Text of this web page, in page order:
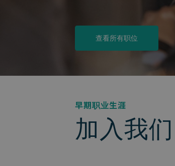
查看所有职位
早期职业生涯
加入我